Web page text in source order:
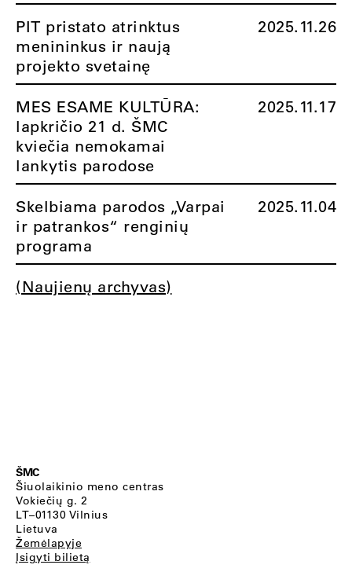
PIT pristato atrinktus
menininkus ir naują
projekto svetainę
2025.11.26
MES ESAME KULTŪRA:
lapkričio 21 d. ŠMC
kviečia nemokamai
lankytis parodose
2025.11.17
Skelbiama parodos „Varpai
ir patrankos“ renginių
programa
2025.11.04
(Naujienų archyvas)
ŠMC
Šiuolaikinio meno centras
Vokiečių g. 2
LT–01130 Vilnius
Lietuva
Žemėlapyje
Įsigyti bilietą